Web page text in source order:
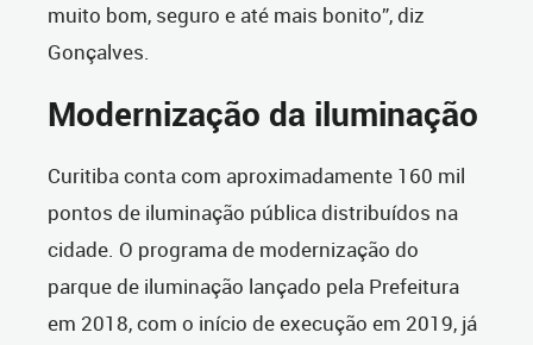
muito bom, seguro e até mais bonito”, diz
Gonçalves.
Modernização da iluminação
Curitiba conta com aproximadamente 160 mil
pontos de iluminação pública distribuídos na
cidade. O programa de modernização do
parque de iluminação lançado pela Prefeitura
em 2018, com o início de execução em 2019, já